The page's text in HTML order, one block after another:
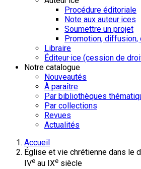
Procédure éditoriale
Note aux auteur·ices
Soumettre un projet
Promotion, diffusion,
Libraire
Éditeur·ice (cession de
Notre catalogue
Nouveautés
À paraître
Par bibliothèques
Par collections
Revues
Actualités
Accueil
Église et vie chrétienne dans le
IVe au IXe siècle